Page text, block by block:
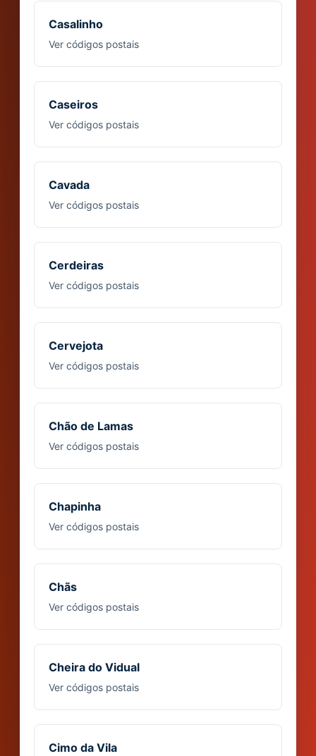
Casalinho
Ver códigos postais
Caseiros
Ver códigos postais
Cavada
Ver códigos postais
Cerdeiras
Ver códigos postais
Cervejota
Ver códigos postais
Chão de Lamas
Ver códigos postais
Chapinha
Ver códigos postais
Chãs
Ver códigos postais
Cheira do Vidual
Ver códigos postais
Cimo da Vila